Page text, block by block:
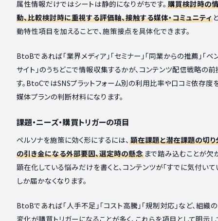
属性情報だけではシートは静的になりがちです。 購買検討時の
動、比較検討時に重視する評価軸、接触する媒体・コミュニティ
動特性項目を加えることで、施策接点を具体化できます。
BtoBであれば「業界メディア」「セミナー」「同業からの推薦」「
サイト」のうちどこで情報収集するかが、コンテンツ配信戦略の
す。BtoCではSNSプラットフォーム別の利用比率や口コミ依存度
媒体プランの判断材料になります。
課題・ニーズ・購買トリガーの項目
ペルソナを施策に効く形にするには、 顕在課題と潜在課題の切り
の引き金になる外部要因、選定時の懸念まで踏み込むことが欠
顕在化している悩みだけを書くと、コンテンツが「すでに気付いて
しか届かなくなります。
BtoBであれば「人手不足」「コスト高騰」「規制対応」など、組織
変化が購買トリガーになることが多く、これらを項目として明示し